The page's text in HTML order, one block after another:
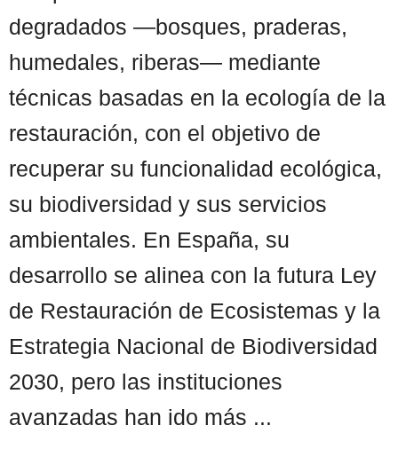
degradados —bosques, praderas,
humedales, riberas— mediante
técnicas basadas en la ecología de la
restauración, con el objetivo de
recuperar su funcionalidad ecológica,
su biodiversidad y sus servicios
ambientales. En España, su
desarrollo se alinea con la futura Ley
de Restauración de Ecosistemas y la
Estrategia Nacional de Biodiversidad
2030, pero las instituciones
avanzadas han ido más ...